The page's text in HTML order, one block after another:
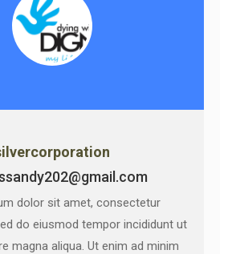
dolor sit amet, consectetur
do eiusmod tempor incididunt ut
magna aliqua. Ut enim ad minim